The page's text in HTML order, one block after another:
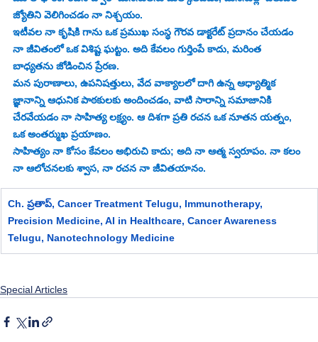
జ్యోతిని వెలిగించడం నా నిశ్చయం.
ఇటీవల నా కృషికి గాను ఒక ప్రముఖ సంస్థ గౌరవ డాక్టరేట్ ప్రదానం చేయడం
నా జీవితంలో ఒక విశిష్ట ఘట్టం. అది కేవలం గుర్తింపే కాదు, మరింత
బాధ్యతను జోడించిన ప్రేరణ.
మన పురాణాలు, ఉపనిషత్తులు, వేద వాక్యాలలో దాగి ఉన్న ఆధ్యాత్మిక
జ్ఞానాన్ని ఆధునిక పాఠకులకు అందించడం, వాటి సారాన్ని సమాజానికి
చేరవేయడం నా సాహిత్య లక్ష్యం. ఆ దిశగా ప్రతి రచన ఒక నూతన యత్నం,
ఒక అంతర్ముఖ ప్రయాణం.
సాహిత్యం నా కోసం కేవలం అభిరుచి కాదు; అది నా ఆత్మ స్వరూపం. నా కలం
నా ఆలోచనలకు శ్వాస, నా రచన నా జీవితయానం.
Ch. ప్రతాప్, Cancer Treatment Telugu, Immunotherapy,
Precision Medicine, AI in Healthcare, Cancer Awareness
Telugu, Nanotechnology Medicine
Special Articles